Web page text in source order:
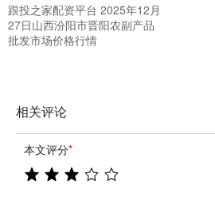
跟投之家配资平台 2025年12月
27日山西汾阳市晋阳农副产品
批发市场价格行情
相关评论
本文评分*